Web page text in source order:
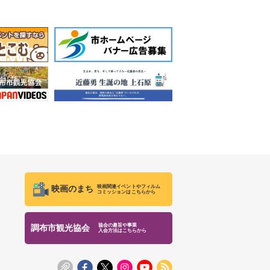
映画のまち
映画関連イベントやフィルム
コミッションはこちらから
調布市観光協会
協会の趣旨や事業
入会方法はこちらから